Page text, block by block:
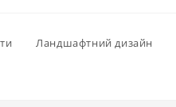
Ландшафтний дизайн